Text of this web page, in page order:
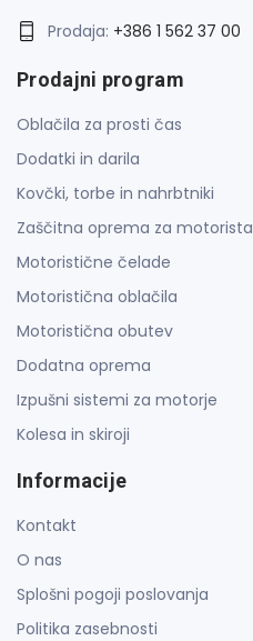
Prodaja: +386 1 562 37 00
Prodajni program
Oblačila za prosti čas
Dodatki in darila
Kovčki, torbe in nahrbtniki
Zaščitna oprema za motorista
Motoristične čelade
Motoristična oblačila
Motoristična obutev
Dodatna oprema
Izpušni sistemi za motorje
Kolesa in skiroji
Informacije
Kontakt
O nas
Splošni pogoji poslovanja
Politika zasebnosti